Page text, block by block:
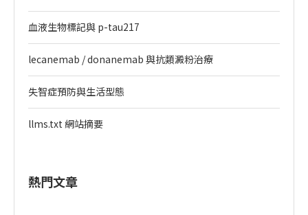
血液生物標記與 p-tau217
lecanemab / donanemab 與抗類澱粉治療
失智症預防與生活型態
llms.txt 網站摘要
熱門文章